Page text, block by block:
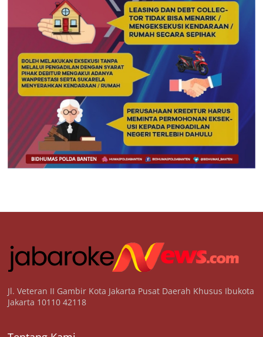
Jl. Veteran II Gambir Kota Jakarta Pusat Daerah Khusus Ibukota
Jakarta 10110 42118